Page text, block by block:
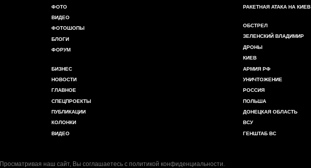
ФОТО
ВИДЕО
ФОТОШОПЫ
БЛОГИ
ФОРУМ
БИЗНЕС
НОВОСТИ
ГЛАВНОЕ
СПЕЦПРОЕКТЫ
ПУБЛИКАЦИИ
КОЛОНКИ
ВИДЕО
РАКЕТНАЯ АТАКА НА КИЕВ
ОБСТРЕЛ
ЗЕЛЕНСКИЙ ВЛАДИМИР
ДРОНЫ
КИЕВ
АРМИЯ РФ
УНИЧТОЖЕНИЕ
РОССИЯ
ПОЛЬША
ДОНЕЦКАЯ ОБЛАСТЬ
ВСУ
ГЕНШТАБ ВС
Просматривая наш сайт, Вы соглашаетесь с политикой конфиденциальности.